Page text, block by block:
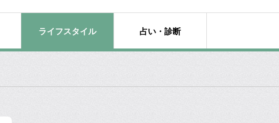
ライフスタイル 占い・診断